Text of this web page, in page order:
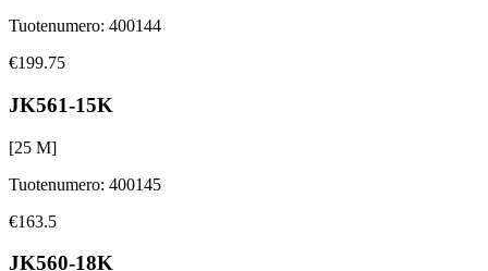
Tuotenumero: 400144
€199.75
JK561-15K
[25 M]
Tuotenumero: 400145
€163.5
JK560-18K